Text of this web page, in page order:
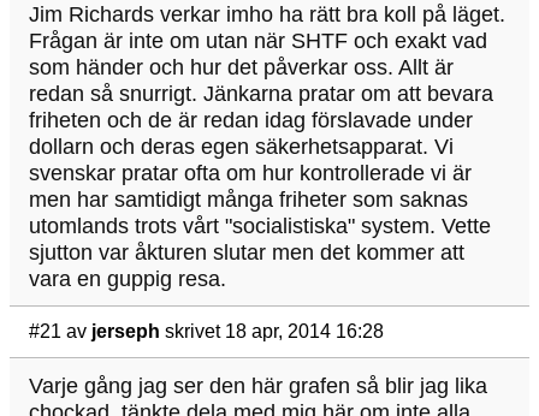
Jim Richards verkar imho ha rätt bra koll på läget.
Frågan är inte om utan när SHTF och exakt vad
som händer och hur det påverkar oss. Allt är
redan så snurrigt. Jänkarna pratar om att bevara
friheten och de är redan idag förslavade under
dollarn och deras egen säkerhetsapparat. Vi
svenskar pratar ofta om hur kontrollerade vi är
men har samtidigt många friheter som saknas
utomlands trots vårt "socialistiska" system. Vette
sjutton var åkturen slutar men det kommer att
vara en guppig resa.
#21 av jerseph skrivet 18 apr, 2014 16:28
Varje gång jag ser den här grafen så blir jag lika